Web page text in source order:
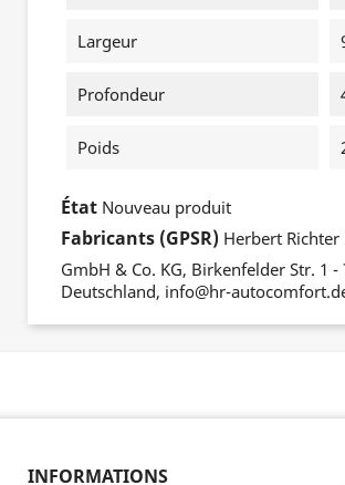
Largeur
Profondeur
Poids
État Nouveau produit
Fabricants (GPSR) Herbert
GmbH & Co. KG, Birkenfelder Str. 1 -
Deutschland, info@hr-
INFORMATIONS